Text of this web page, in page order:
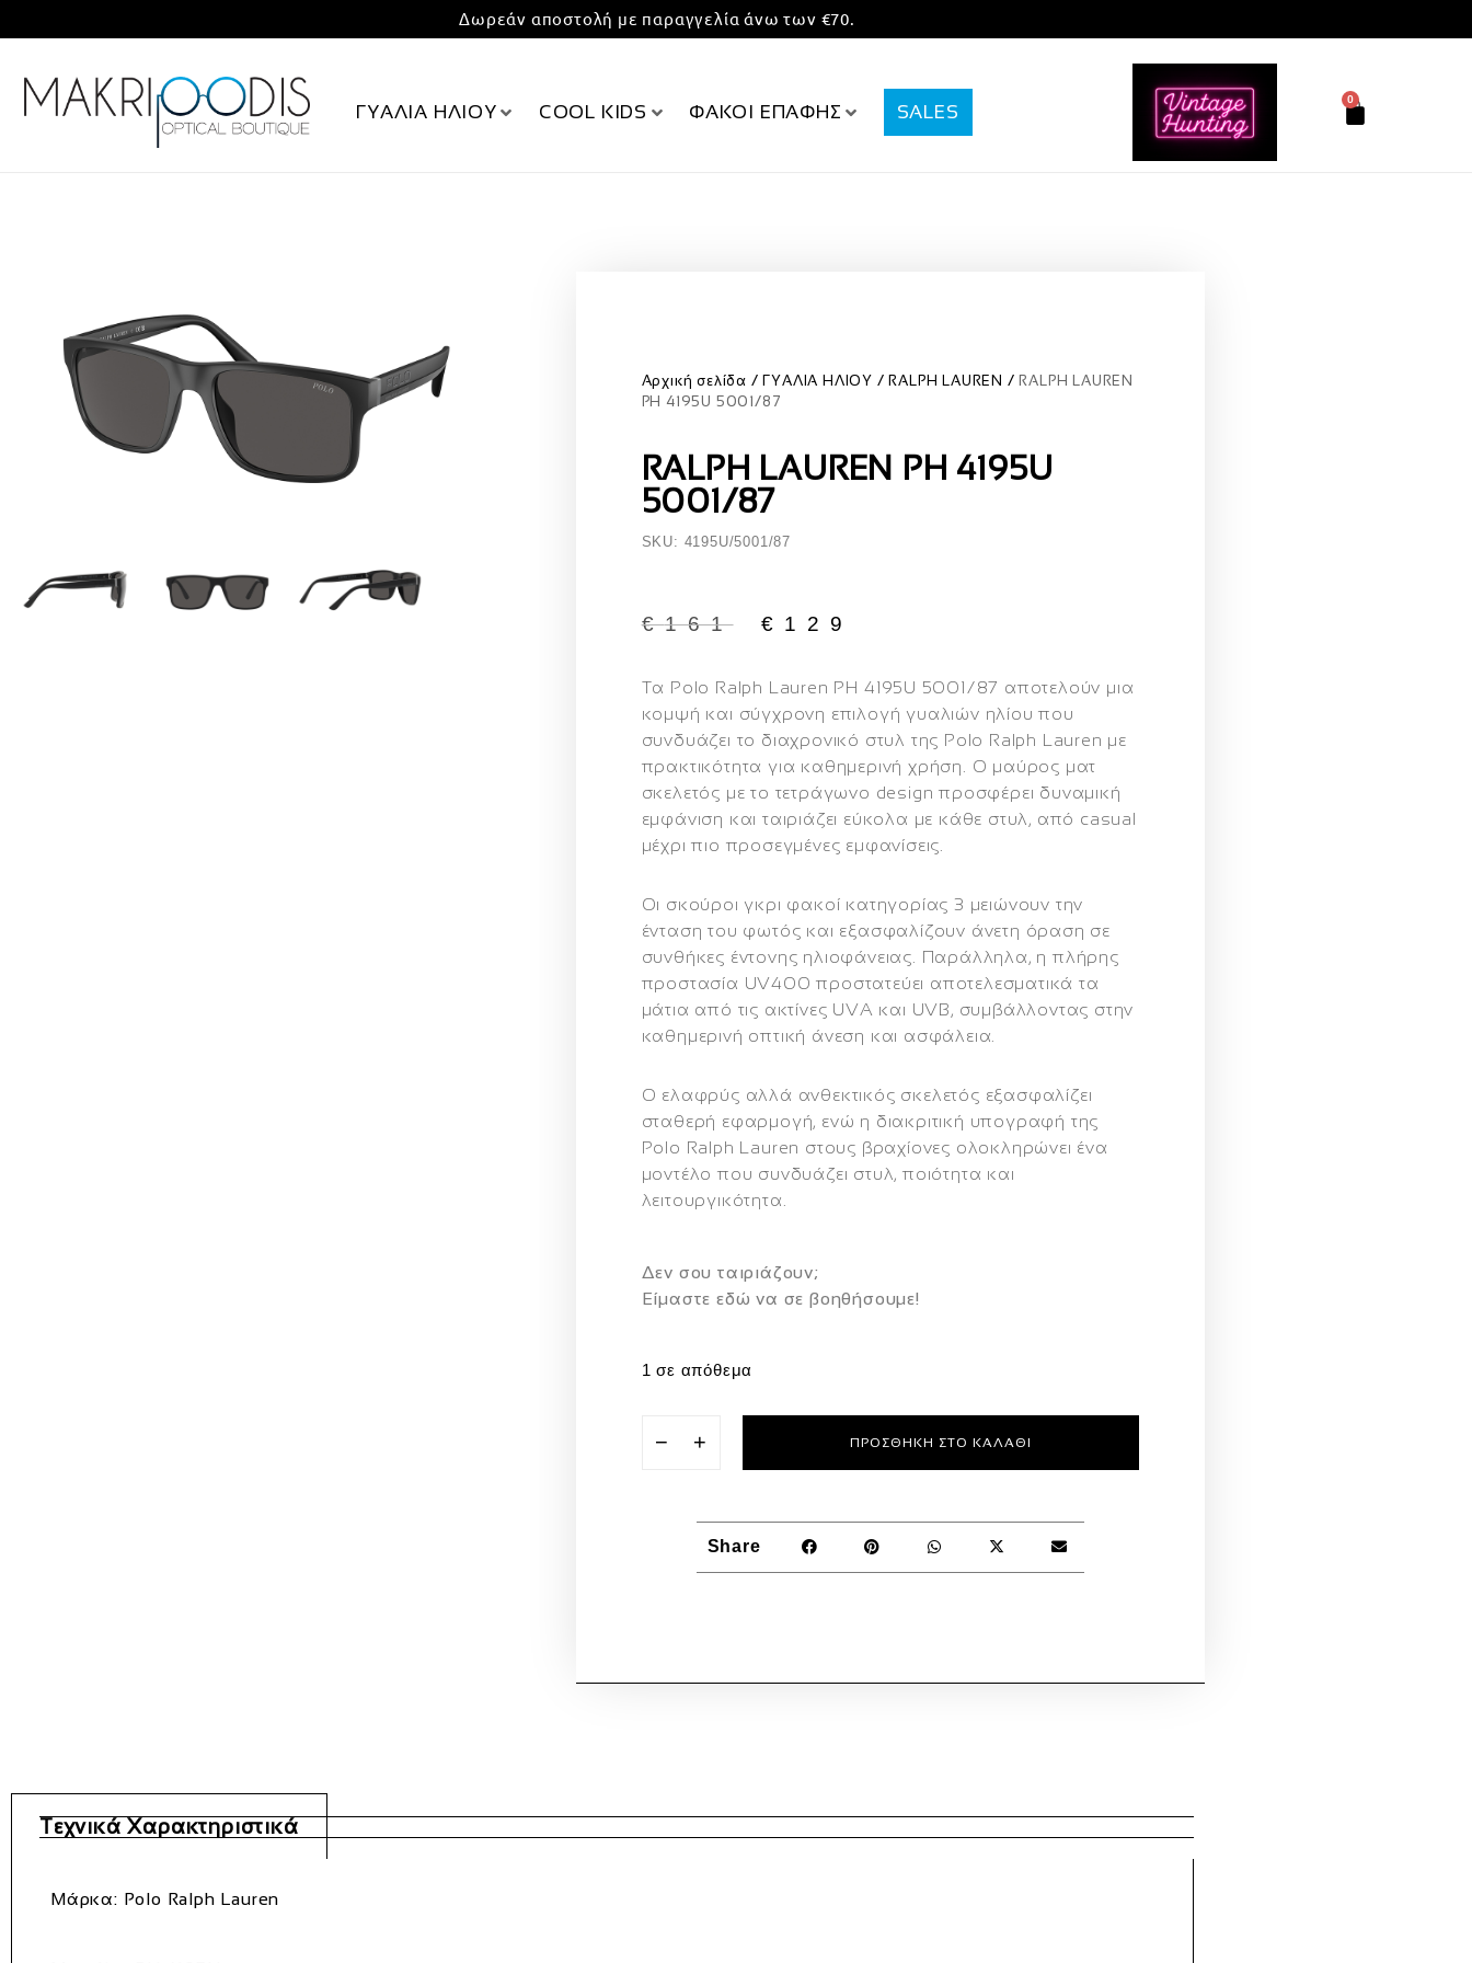
Δωρεάν αποστολή με παραγγελία άνω των €70.
ΓΥΑΛΙΑ ΗΛΙΟΥ COOL KIDS ΦΑΚΟΙ ΕΠΑΦΗΣ SALES
0
Αρχική σελίδα ΓΥΑΛΙΑ ΗΛΙΟΥ RALPH LAUREN
RALPH LAUREN
PH 4195U 5001/87
RALPH LAUREN PH 4195U
5001/87
SKU: 4195U/5001/87
€161 € 129
Τα Polo Ralph Lauren PH 4195U 5001/87 αποτελούν μια
κομψή και σύγχρονη επιλογή γυαλιών ηλίου που
συνδυάζει το διαχρονικό στυλ της Polo Ralph Lauren με
πρακτικότητα για καθημερινή χρήση. Ο μαύρος ματ
σκελετός με το τετράγωνο design προσφέρει δυναμική
εμφάνιση και ταιριάζει εύκολα με κάθε στυλ, από casual
μέχρι πιο προσεγμένες εμφανίσεις.
Οι σκούροι γκρι φακοί κατηγορίας 3 μειώνουν την
ένταση του φωτός και εξασφαλίζουν άνετη όραση σε
συνθήκες έντονης ηλιοφάνειας. Παράλληλα, η πλήρης
προστασία UV400 προστατεύει αποτελεσματικά τα
μάτια από τις ακτίνες UVA και UVB, συμβάλλοντας στην
καθημερινή οπτική άνεση και ασφάλεια.
Ο ελαφρύς αλλά ανθεκτικός σκελετός εξασφαλίζει
σταθερή εφαρμογή, ενώ η διακριτική υπογραφή της
Polo Ralph Lauren στους βραχίονες ολοκληρώνει ένα
μοντέλο που συνδυάζει στυλ, ποιότητα και
λειτουργικότητα
Δεν σου ταιριάζουν;
Eίμαστε εδώ να σε βοηθήσουμε!
1 σε απόθεμα
− + ΠΡΟΣΘΉΚΗ ΣΤΟ ΚΑΛΆΘΙ
Share
Τεχνικά Χαρακτηριστικά
Μάρκα: Polo Ralph Lauren